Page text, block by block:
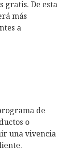
gratis. De esta
más
a
de
o
una vivencia